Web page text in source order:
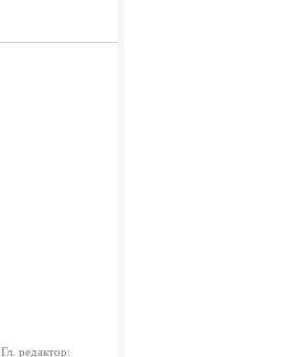
Гл. редактор: